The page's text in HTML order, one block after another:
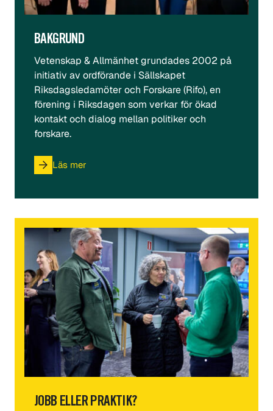
BAKGRUND
Vetenskap & Allmänhet grundades 2002 på
initiativ av ordförande i Sällskapet
Riksdagsledamöter och Forskare (Rifo), en
förening i Riksdagen som verkar för ökad
kontakt och dialog mellan politiker och
forskare.
Läs mer
JOBB ELLER PRAKTIK?